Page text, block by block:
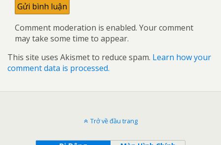
Comment moderation is enabled. Your comment
may take some time to appear.
This site uses Akismet to reduce spam. Learn how your
comment data is processed.
Trở về đầu trang